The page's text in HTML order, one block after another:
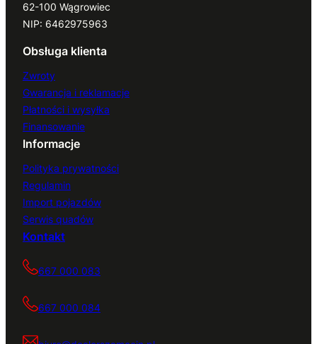
62-100 Wągrowiec
NIP: 6462975963
Obsługa klienta
Zwroty
Gwarancja i reklamacje
Płatności i wysyłka
Finansowanie
Informacje
Polityka prywatności
Regulamin
Import pojazdów
Serwis quadów
Kontakt
667 000 083
667 000 084